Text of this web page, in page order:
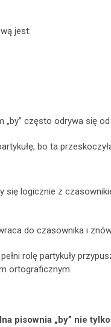
jest:
często odrywa się
bo ta
się logicznie z
do czasownika i
pełni rolę partykuły
ortograficznym.
pisownia „by” nie